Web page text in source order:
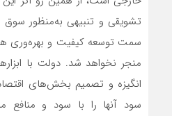
تشویقی و تنبیهی به‌منظور
سمت توسعه کیفیت و بهره‌وری
منجر نخواهد شد. دولت با
انگیزه و تصمیم بخش‌های
سود آنها را با سود و منافع